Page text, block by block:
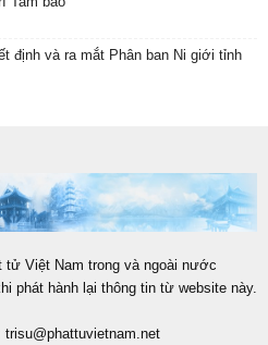
định và ra mắt Phân ban Ni giới tỉnh
tử Việt Nam trong và ngoài nước
phát hành lại thông tin từ website này.
trisu@phattuvietnam.net